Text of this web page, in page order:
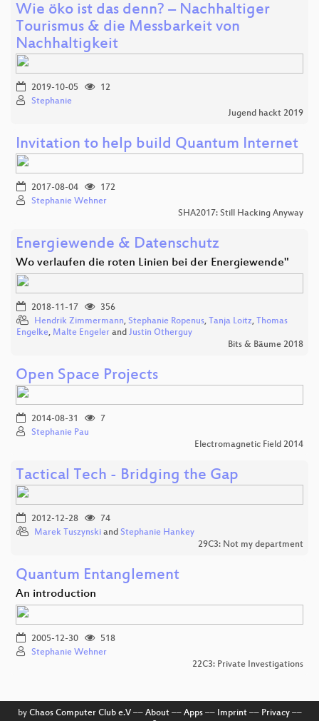
Wie öko ist das denn? – Nachhaltiger
Tourismus & die Messbarkeit von
Nachhaltigkeit
2019-10-05
12
Stephanie
Jugend hackt 2019
Invitation to help build Quantum Internet
2017-08-04
172
Stephanie Wehner
SHA2017: Still Hacking Anyway
Energiewende & Datenschutz
Wo verlaufen die roten Linien bei der Energiewende"
2018-11-17
356
Hendrik Zimmermann, Stephanie Ropenus, Tanja Loitz, Thomas
Engelke, Malte Engeler and Justin Otherguy
Bits & Bäume 2018
Open Space Projects
2014-08-31
7
Stephanie Pau
Electromagnetic Field 2014
Tactical Tech - Bridging the Gap
2012-12-28
74
Marek Tuszynski and Stephanie Hankey
29C3: Not my department
Quantum Entanglement
An introduction
2005-12-30
518
Stephanie Wehner
22C3: Private Investigations
by Chaos Computer Club e.V–– About–– Apps–– Imprint–– Privacy––